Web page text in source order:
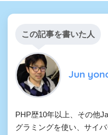
この記事を書いた人
Jun
PHP歴10年以上、その他
グラミングを使い、サイ